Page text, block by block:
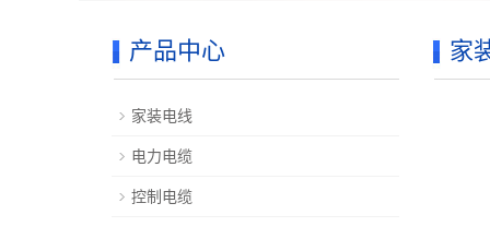
家
产品中心
家装电线
电力电缆
控制电缆